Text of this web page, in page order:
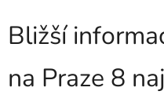
Bližší
na Praze 8